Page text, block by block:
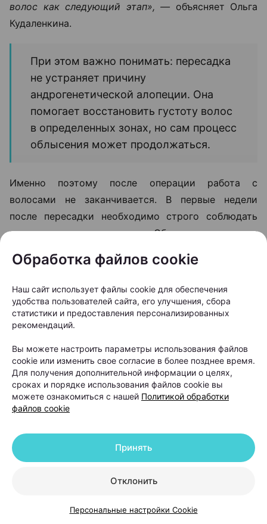
волос как следующий этап», — объясняет Ольга
Кудаленкина.
При этом важно понимать: пересадка
не устраняет причину
андрогенетической алопеции. Она
помогает восстановить густоту волос
в определенных зонах, но сам процесс
облысения может продолжаться.
Именно поэтому после операции работа с
волосами не заканчивается. В первые недели
после пересадки необходимо строго соблюдать
рекомендации хирурга. Обычно пациентам
отказаться от посещения бани и сауны;
не загорать и не находиться долго под
прямыми солнечными лучами;
временно отказаться от агрессивных средств
для укладки;
не использовать пилинги для кожи головы.
Отдельное внимание уделяется восстановлению
фолликулов. Для этого в программы реабилитации
нередко включают плазмотерапию и светолечение.
назначаются в программах
Обработка файлов cookie
Наш сайт использует файлы cookie для обеспечения
удобства пользователей сайта, его улучшения, сбора
статистики и предоставления персонализированных
рекомендаций.
Вы можете настроить параметры использования файлов
cookie или изменить свое согласие в более позднее время.
Для получения дополнительной информации о целях,
сроках и порядке использования файлов cookie вы
можете ознакомиться с нашей Политикой обработки
файлов cookie
Отклонить
Принять
Персональные настройки Cookie